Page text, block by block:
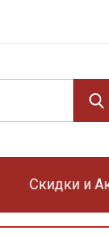
Скидки и